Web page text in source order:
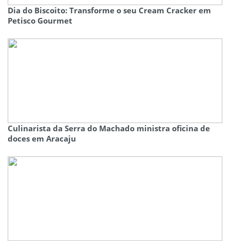
Dia do Biscoito: Transforme o seu Cream Cracker em
Petisco Gourmet
Culinarista da Serra do Machado ministra oficina de
doces em Aracaju